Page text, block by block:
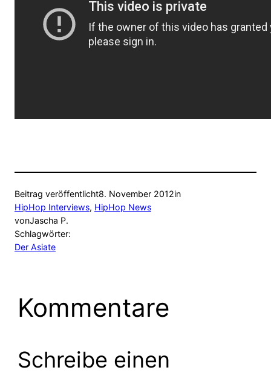
Beitrag veröffentlicht8. November 2012in
HipHop Interviews, HipHop News
vonJascha P.
Schlagwörter:
Der Asiate
Kommentare
Schreibe einen